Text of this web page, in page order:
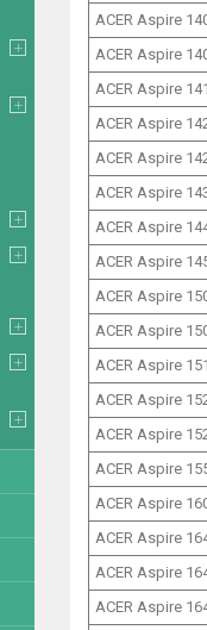
ACER Aspire
ACER Aspire
ACER Aspire
ACER Aspire
ACER Aspire
ACER Aspire
ACER Aspire
ACER Aspire
ACER Aspire
ACER Aspire
ACER Aspire
ACER Aspire
ACER Aspire
ACER Aspire
ACER Aspire
ACER Aspire
ACER Aspire
ACER Aspire